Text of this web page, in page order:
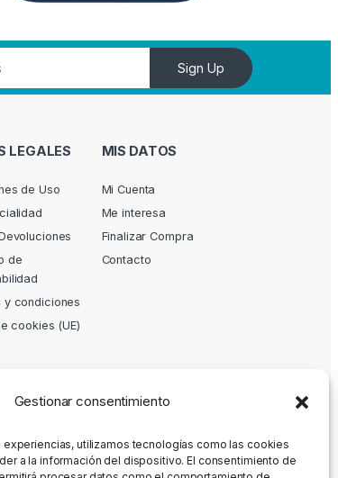
Gestionar consentimiento
experiencias, utilizamos tecnologías como las cookies
a la información del dispositivo. El consentimiento de
Sign Up
LEGALES
de Uso
de
y condiciones
cookies (UE)
MIS DATOS
Mi Cuenta
Me interesa
Finalizar Compra
Contacto